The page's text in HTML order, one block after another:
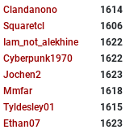
Clandanono 1614
Squaretcl 1606
Iam_not_alekhine 1622
Cyberpunk1970 1622
Jochen2 1623
Mmfar 1618
Tyldesley01 1615
Ethan07 1623